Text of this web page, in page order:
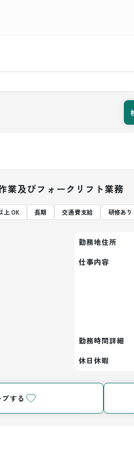
業及びフォークリフト業務
上 OK 長期 交通費支給 研修あり
勤務地住所
仕事内容
勤務時間詳細
休日休暇
する